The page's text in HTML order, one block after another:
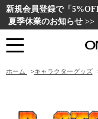
新規会員登録で「
夏季休業のお知らせ >>
ホーム >キャラクターグッズ